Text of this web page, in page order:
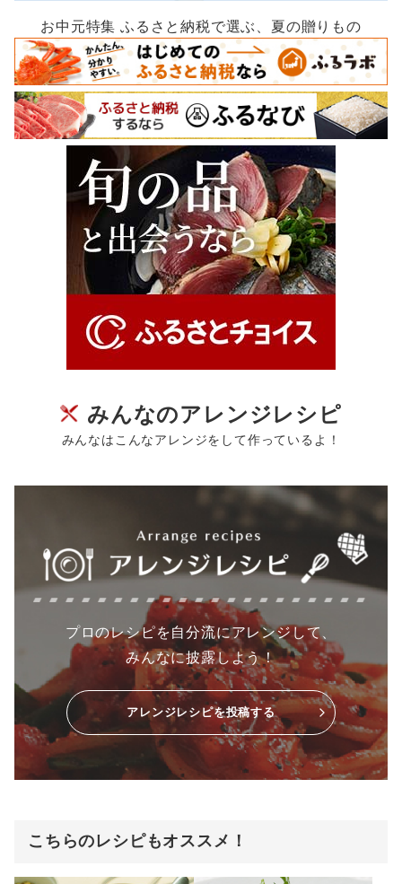
お中元特集 ふるさと納税で選ぶ、夏の贈りもの
みんなのアレンジレシピ
みんなはこんなアレンジをして作っているよ！
プロのレシピを自分流にアレンジして、
みんなに披露しよう！
アレンジレシピを投稿する
こちらのレシピもオススメ！